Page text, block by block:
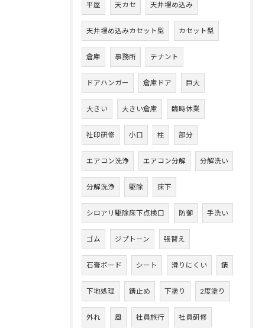
平屋 天カセ 天井埋め込み
天井埋め込みカセット型 カセット型
倉庫 事務所 テナント
ドアハンガー 倉庫ドア 巨大
大きい 大きい倉庫 臨時休業
社印研修 小口 柱 部分
エアコン洗浄 エアコン分解 分解洗い
分解洗浄 駆除 床下
シロアリ駆除床下点検口 防御 手洗い
ゴム ジプトーン 張替え
石膏ボード シート 滑りにくい 錆
下地処理 錆止め 下塗り 2度塗り
外れ 風 社員旅行 社員研修